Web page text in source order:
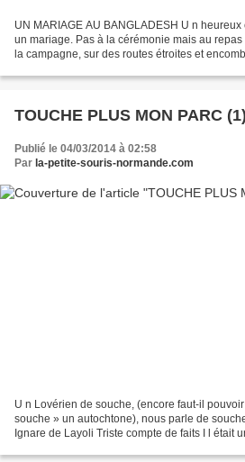
UN MARIAGE AU BANGLADESH U n
un mariage. Pas à la cérémonie mais au
la campagne, sur des routes étroites et
TOUCHE PLUS MON PARC (1)
Publié le 04/03/2014 à 02:58
Par la-petite-souris-normande.com
U n Lovérien de souche, (encore faut-il
souche » un autochtone), nous parle de
Ignare de Layoli Triste compte de faits I l était